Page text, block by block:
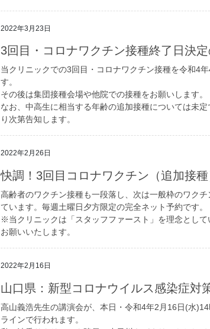
2022年3月23日
3回目・コロナワクチン接種終了日決
当クリニックでの3回目・コロナワクチン接種を令和4
す。
その後は集団接種会場や他院での接種をお願いします。
なお、中高生に相当する年齢の追加接種については未定
り次第告知します。
2022年2月26日
快調！3回目コロナワクチン（追加接種
高齢者のワクチン接種も一段落し、次は一般枠のワク
ています。毎週土曜日夕方限定の完全ネット予約です。
※当クリニックは「スタッフファースト」を理念とし
お願いいたします。
2022年2月16日
山口県：新型コロナウイルス感染症対
高山義浩先生の講演会が、本日・令和4年2月16日(水
ラインで行われます。